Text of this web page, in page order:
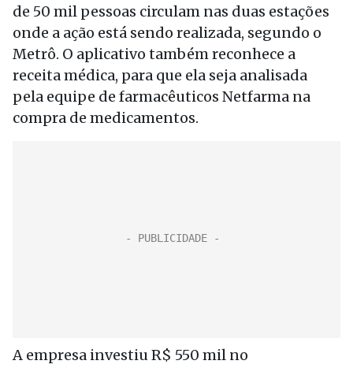
de 50 mil pessoas circulam nas duas estações
onde a ação está sendo realizada, segundo o
Metrô. O aplicativo também reconhece a
receita médica, para que ela seja analisada
pela equipe de farmacêuticos Netfarma na
compra de medicamentos.
A empresa investiu R$ 550 mil no